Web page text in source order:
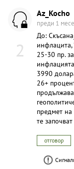
2
Az_Kocho
преди 1
До:
25-30 пр.
3990
26+
предмет
те
отговор